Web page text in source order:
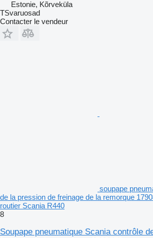
Estonie, Kõrveküla
TSvaruosad
Contacter le vendeur
soupape
de la pression de freinage de la remorque
routier Scania R440
8
Soupape pneumatique Scania contrôle